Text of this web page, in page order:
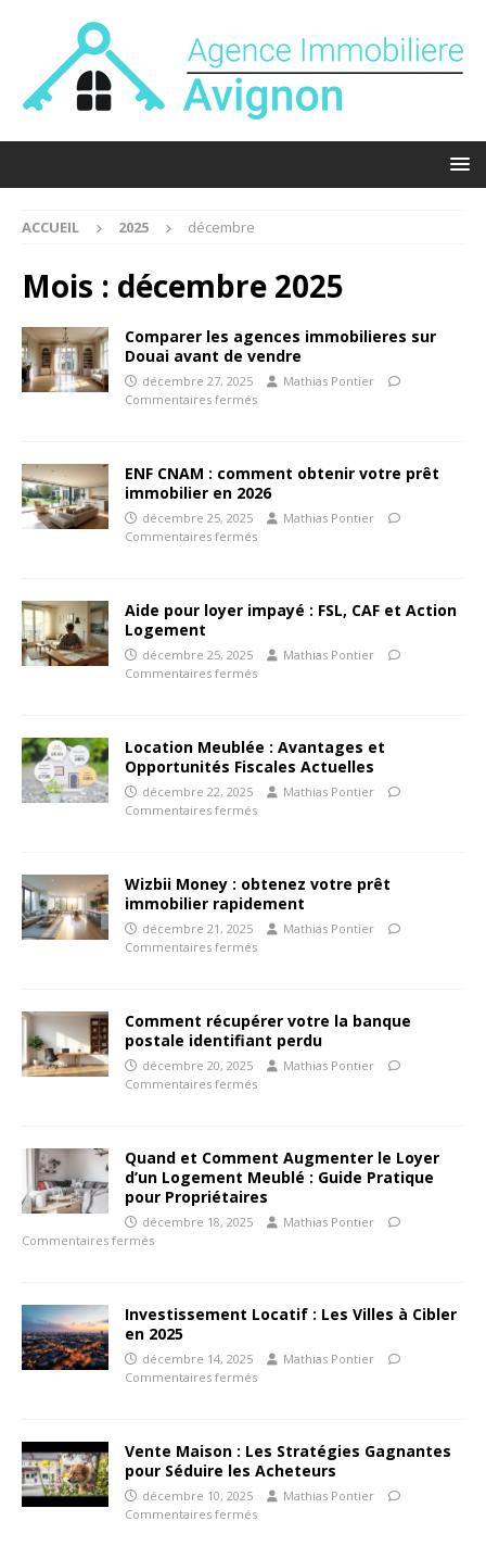
ACCUEIL 2025 décembre
Mois : décembre 2025
Comparer les agences immobilieres sur
Douai avant de vendre
décembre 27, 2025
Mathias Pontier
Commentaires fermés
ENF CNAM : comment obtenir votre prêt
immobilier en 2026
décembre 25, 2025
Mathias Pontier
Commentaires fermés
Aide pour loyer impayé : FSL, CAF et Action
Logement
décembre 25, 2025
Mathias Pontier
Commentaires fermés
Location Meublée : Avantages et
Opportunités Fiscales Actuelles
décembre 22, 2025
Mathias Pontier
Commentaires fermés
Wizbii Money : obtenez votre prêt
immobilier rapidement
décembre 21, 2025
Mathias Pontier
Commentaires fermés
Comment récupérer votre la banque
postale identifiant perdu
décembre 20, 2025
Mathias Pontier
Commentaires fermés
Quand et Comment Augmenter le Loyer
d’un Logement Meublé : Guide Pratique
pour Propriétaires
décembre 18, 2025
Mathias Pontier
Commentaires fermés
Investissement Locatif : Les Villes à Cibler
en 2025
décembre 14, 2025
Mathias Pontier
Commentaires fermés
Vente Maison : Les Stratégies Gagnantes
pour Séduire les Acheteurs
décembre 10, 2025
Mathias Pontier
Commentaires fermés